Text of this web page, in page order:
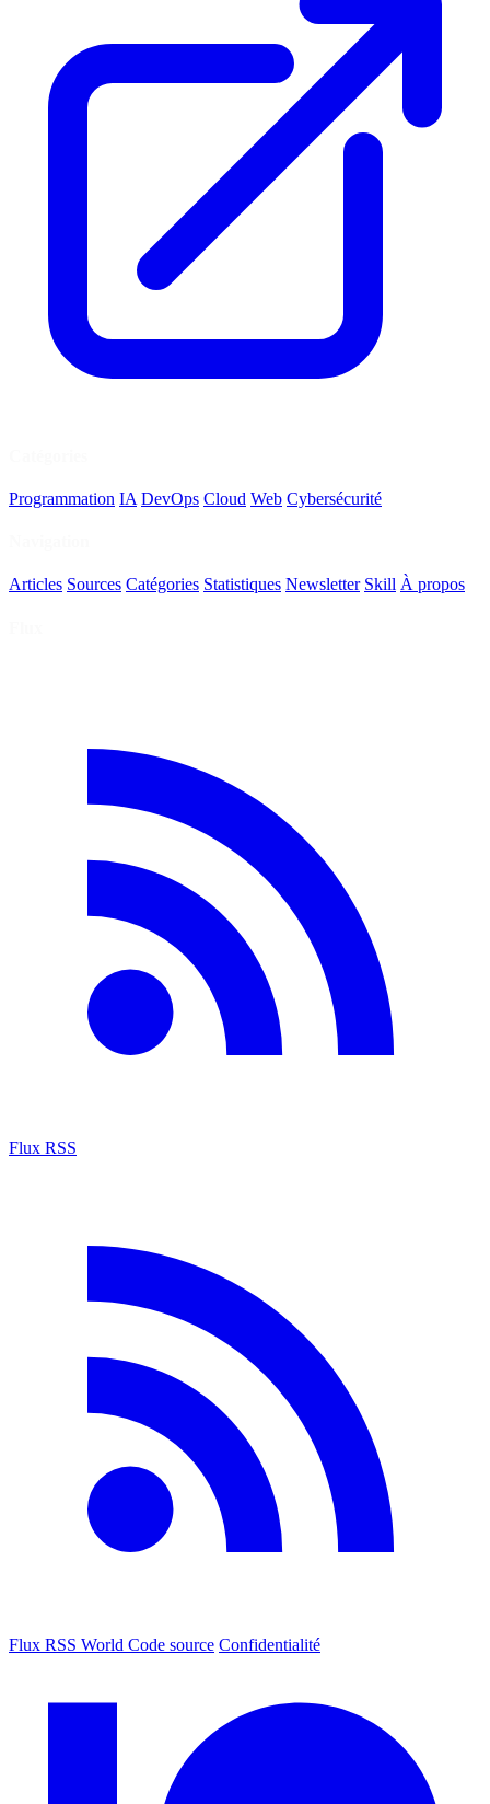
Programmation IA DevOps Cloud Web Cybersécurité
Articles Sources Catégories Statistiques Newsletter Skill À propos
Flux RSS
Flux RSS World Code source Confidentialité